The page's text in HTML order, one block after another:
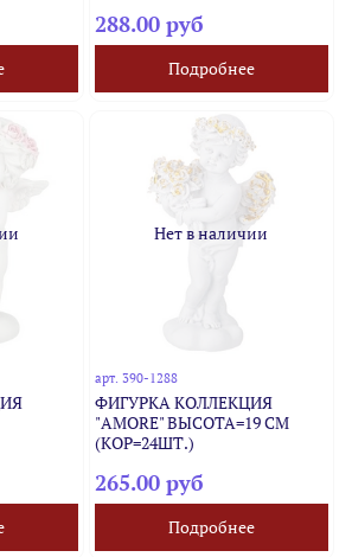
288.00 руб
Подробнее
Нет в наличии
арт. 390-1288
ФИГУРКА КОЛЛЕКЦИЯ
"AMORE" ВЫСОТА=19 СМ
(КОР=24ШТ.)
265.00 руб
Подробнее